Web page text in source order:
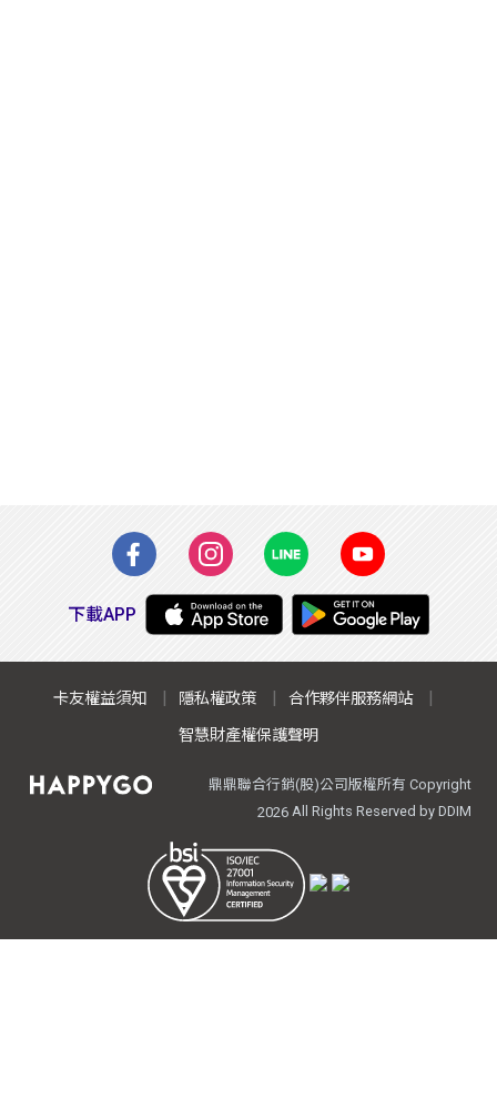
下載APP
卡友權益須知 隱私權政策
合作夥伴服務網站
智慧財產權保護聲明
鼎鼎聯合行銷(股)公司版權所有 Copyright
2026All Rights Reserved by DDIM